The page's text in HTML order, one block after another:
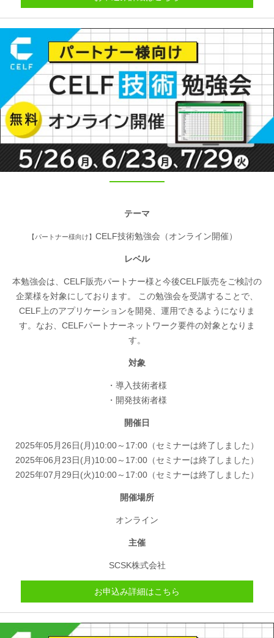
テーマ
【パートナー様向け】 CELF技術勉強会（オンライン開催）
レベル
本勉強会は、CELF販売パートナー様と今後CELF販売をご検討の
企業様を対象にしております。 この勉強会を受講することで、
CELF上のアプリケーションを開発、運用できるようになりま
す。なお、CELFパートナーネットワーク要件の対象となりま
す。
対象
・導入技術者様
・開発技術者様
開催日
2025年05月26日(月)10:00～17:00（セミナーは終了しました）
2025年06月23日(月)10:00～17:00（セミナーは終了しました）
2025年07月29日(火)10:00～17:00（セミナーは終了しました）
開催場所
オンライン
主催
SCSK株式会社
お申込み詳細はこちら